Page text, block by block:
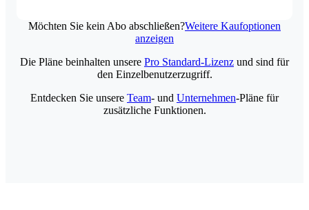
Möchten Sie kein Abo abschließen?Weitere Kaufoptionen
anzeigen
Die Pläne beinhalten unsere Pro Standard-Lizenz und sind für
den Einzelbenutzerzugriff.
Entdecken Sie unsere Team- und Unternehmen-Pläne für
zusätzliche Funktionen.